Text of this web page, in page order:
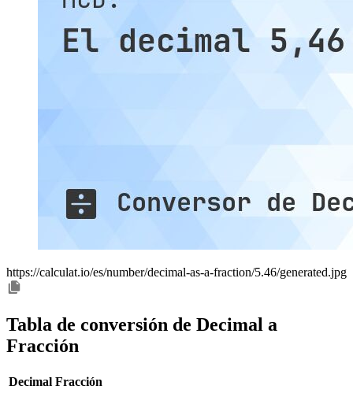
https://calculat.io/es/number/decimal-as-a-fraction/5.46/generated.jpg
Tabla de conversión de Decimal a
Fracción
Decimal Fracción